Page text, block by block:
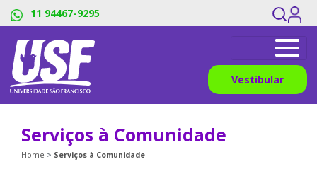
11 94467-9295
Vestibular
Serviços à Comunidade
Home Serviços à Comunidade